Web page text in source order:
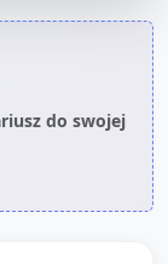
do swojej